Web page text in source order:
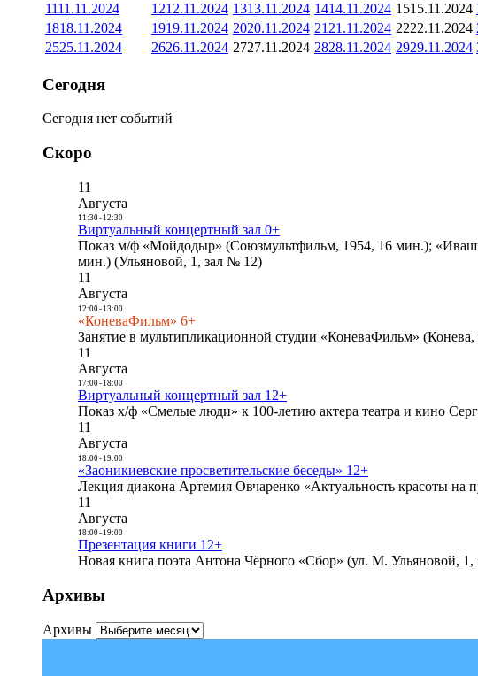
1111.11.2024 1212.11.2024 1313.11.2024 1414.11.2024 1515.11.2024
1818.11.2024 1919.11.2024 2020.11.2024 21 21.11.2024 2222.11.2024
2525.11.2024 2626.11.2024 2727.11.2024 2828.11.2024 2929.11.2024
Сегодня
Сегодня нет событий
Скоро
11
Августа
11:30- 12:30
Виртуальный концертный зал 0+
Показ м/ф «Мойдодыр» (Союзмультфильм, 1954, 16 мин.);
мин.) (Ульяновой, 1, зал № 12)
11
Августа
12:00- 13:00
«КоневаФильм» 6+
Занятие в мультипликационной студии «КоневаФильм» (Конева,
11
Августа
17:00- 18:00
Виртуальный концертный зал 12+
Показ х/ф «Смелые люди» к 100-летию актера театра и кино
11
Августа
18:00- 19:00
«Заоникиевские просветительские беседы» 12+
Лекция диакона Артемия Овчаренко «Актуальность красоты
11
Августа
18:00- 19:00
Презентация книги 12+
Новая книга поэта Антона Чёрного «Сбор» (ул. М. Ульяновой,
Архивы
Архивы